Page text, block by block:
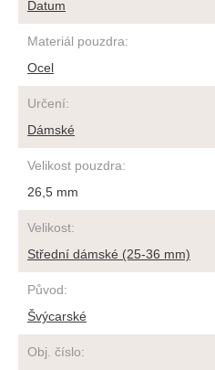
Datum
Materiál pouzdra:
Ocel
Určení:
Dámské
Velikost pouzdra:
26,5 mm
Velikost:
Střední dámské (25-36 mm)
Původ:
Švýcarské
Obj. číslo: